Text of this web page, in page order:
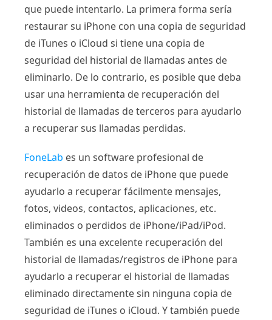
que puede intentarlo. La primera forma sería
restaurar su iPhone con una copia de seguridad
de iTunes o iCloud si tiene una copia de
seguridad del historial de llamadas antes de
eliminarlo. De lo contrario, es posible que deba
usar una herramienta de recuperación del
historial de llamadas de terceros para ayudarlo
a recuperar sus llamadas perdidas.
FoneLab es un software profesional de
recuperación de datos de iPhone que puede
ayudarlo a recuperar fácilmente mensajes,
fotos, videos, contactos, aplicaciones, etc.
eliminados o perdidos de iPhone/iPad/iPod.
También es una excelente recuperación del
historial de llamadas/registros de iPhone para
ayudarlo a recuperar el historial de llamadas
eliminado directamente sin ninguna copia de
seguridad de iTunes o iCloud. Y también puede